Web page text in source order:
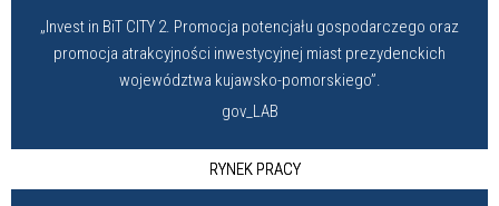
„Invest in BiT CITY 2. Promocja potencjału gospodarczego oraz
promocja atrakcyjności inwestycyjnej miast prezydenckich
województwa kujawsko-pomorskiego”.
gov_LAB
RYNEK PRACY